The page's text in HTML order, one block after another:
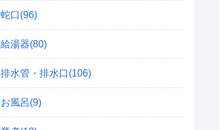
蛇口(96)
給湯器(80)
排水管・排水口(106)
お風呂(9)